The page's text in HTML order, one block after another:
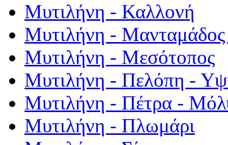
Μυτιλήνη - Καλλονή
Μυτιλήνη - Μανταμάδος
Μυτιλήνη - Μεσότοπος
Μυτιλήνη - Πελόπη -
Μυτιλήνη - Πέτρα -
Μυτιλήνη - Πλωμάρι